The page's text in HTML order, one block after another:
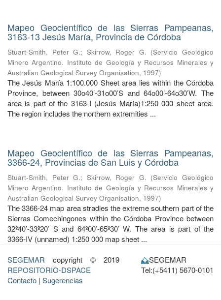
Mapeo Geocientífico de las Sierras Pampeanas,
3163-13 Jesús María, Provincia de Córdoba
Stuart-Smith, Peter G.; Skirrow, Roger G. (Servicio Geológico
Minero Argentino. Instituto de Geología y Recursos Minerales y
Australian Geological Survey Organisation, 1997)
The Jesús María 1:100.000 Sheet area lies within the Córdoba
Province, between 30o40’-31o00’S and 64o00’-64o30’W. The
area is part of the 3163-I (Jesús María)1:250 000 sheet area.
The region includes the northern extremities ...
Mapeo Geocientífico de las Sierras Pampeanas,
3366-24, Provincias de San Luis y Córdoba
Stuart-Smith, Peter G.; Skirrow, Roger G. (Servicio Geológico
Minero Argentino. Instituto de Geología y Recursos Minerales y
Australian Geological Survey Organisation, 1997)
The 3366-24 map area stradles the extreme southern part of the
Sierras Comechingones within the Córdoba Province between
32º40’-33º20’ S and 64º00’-65º30’ W. The area is part of the
3366-IV (unnamed) 1:250 000 map sheet ...
SEGEMAR copyright © 2019
REPOSITORIO-DSPACE
Contacto | Sugerencias
SEGEMAR
Tel:(+5411) 5670-0101